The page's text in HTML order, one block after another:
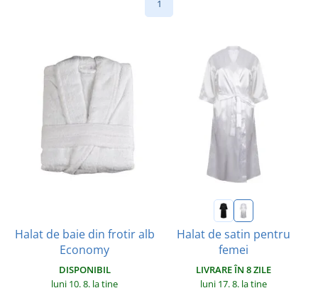
1
Halat de baie din frotir alb
Economy
DISPONIBIL
luni 10. 8. la tine
Halat de satin pentru
femei
LIVRARE ÎN 8 ZILE
luni 17. 8. la tine